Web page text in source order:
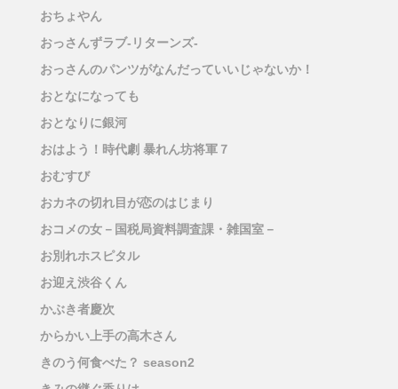
おちょやん
おっさんずラブ-リターンズ-
おっさんのパンツがなんだっていいじゃないか！
おとなになっても
おとなりに銀河
おはよう！時代劇 暴れん坊将軍７
おむすび
おカネの切れ目が恋のはじまり
おコメの女－国税局資料調査課・雑国室－
お別れホスピタル
お迎え渋谷くん
かぶき者慶次
からかい上手の高木さん
きのう何食べた？ season2